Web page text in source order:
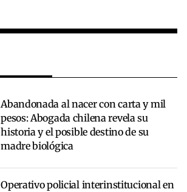
Abandonada al nacer con carta y mil
pesos: Abogada chilena revela su
historia y el posible destino de su
madre biológica
Operativo policial interinstitucional en